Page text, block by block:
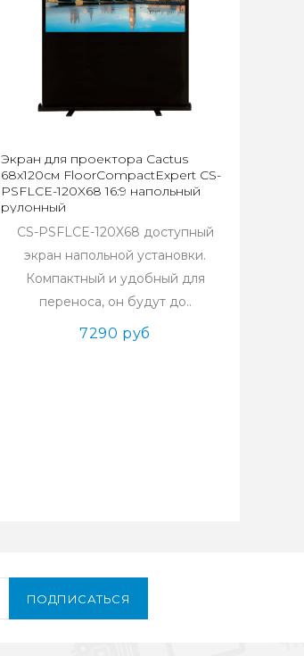
Экран для проектора Cactus
68x120см FloorCompactExpert CS-
PSFLCE-120X68 16:9 напольный
рулонный
CS-PSFLCE-120X68 доступный
экран напольной установки.
Компактный и удобный для
переноса, он будут до..
7290 руб
ПОДПИСАТЬСЯ